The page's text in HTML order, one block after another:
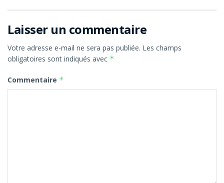
Laisser un commentaire
Votre adresse e-mail ne sera pas publiée. Les champs
obligatoires sont indiqués avec *
Commentaire *